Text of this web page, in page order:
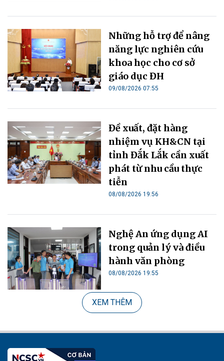
Những hỗ trợ để nâng
năng lực nghiên cứu
khoa học cho cơ sở
giáo dục ĐH
09/08/2026 07:55
Đề xuất, đặt hàng
nhiệm vụ KH&CN tại
tỉnh Đắk Lắk cần xuất
phát từ nhu cầu thực
tiễn
08/08/2026 19:56
Nghệ An ứng dụng AI
trong quản lý và điều
hành văn phòng
08/08/2026 19:55
XEM THÊM